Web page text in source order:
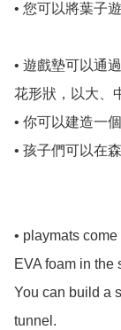
• 您可以將葉子
• 遊戲墊可以通
花形狀，以大、
• 你可以建造一
• 孩子們可以在
• playmats
EVA foam in the
You can build a
tunnel.